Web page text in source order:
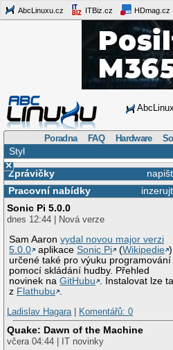
AbcLinuxu.cz ITBiz.cz HDmag.cz
Poradna FAQ Hardware
Styl
×
Zprávičky
Pracovní nabídky
Sonic Pi 5.0.0
dnes 12:44 | Nová verze
Sam Aaronvydal novou major verzi
5.0.0
aplikaceSonic Pi (Wikipedie )
určené také pro výuku programování
pomocí skládání hudby. Přehled
novinek naGitHubu
. Instalovat lze
z Flathubu
Ladislav Hagara| Komentářů: 0
Quake: Dawn of the Machine
včera 04:44 | IT novinky